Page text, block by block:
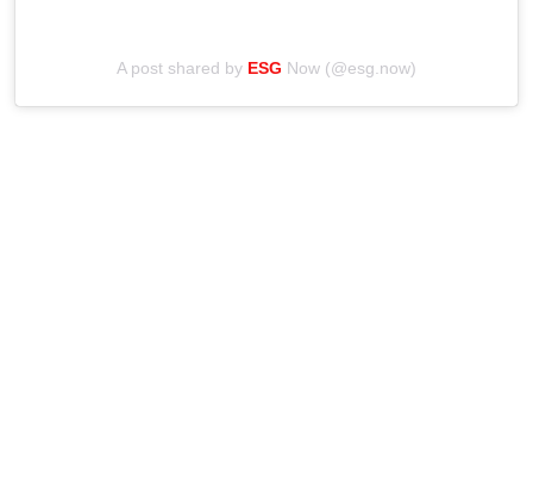
A post shared by ESG Now (@esg.now)